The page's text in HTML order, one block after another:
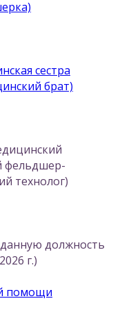
сестра
брат)
фельдшер-
технолог)
должность
г.)
помощи